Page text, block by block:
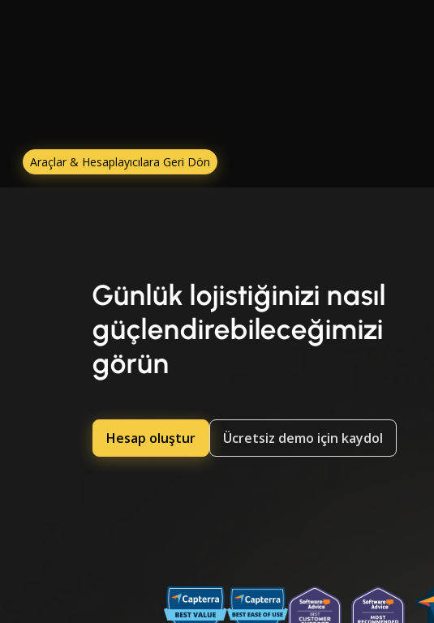
Araçlar & Hesaplayıcılara Geri Dön
Günlük lojistiğinizi nasıl
güçlendirebileceğimizi
görün
Hesap oluştur Ücretsiz demo için kaydol